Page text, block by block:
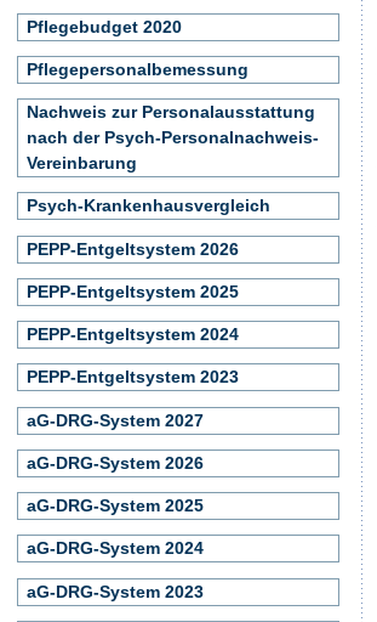
Pflegebudget 2020
Pflegepersonalbemessung
Nachweis zur Personalausstattung
nach der Psych-Personalnachweis-
Vereinbarung
Psych-Krankenhausvergleich
PEPP-Entgeltsystem 2026
PEPP-Entgeltsystem 2025
PEPP-Entgeltsystem 2024
PEPP-Entgeltsystem 2023
aG-DRG-System 2027
aG-DRG-System 2026
aG-DRG-System 2025
aG-DRG-System 2024
aG-DRG-System 2023